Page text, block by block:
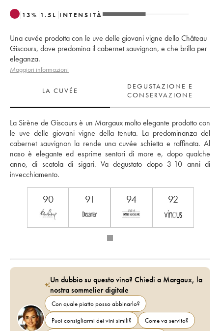
13% 1.5 L INTENSITÀ
Una cuvée prodotta con le uve delle giovani vigne dello Château
Giscours, dove predomina il cabernet sauvignon, e che brilla per
eleganza.
Maggiori informazioni
LA CUVÉE
DEGUSTAZIONE E
CONSERVAZIONE
La Sirène de Giscours è un Margaux molto elegante prodotto con
le uve delle giovani vigne della tenuta. La predominanza del
cabernet sauvignon la rende una cuvée schietta e raffinata. Al
naso è elegante ed esprime sentori di more e, dopo qualche
anno, di scatola di sigari. Va degustato dopo 3-10 anni di
invecchiamento.
90 91 94 92
Un dubbio su questo vino? Chiedi a Margaux, la
nostra sommelier digitale
Con quale piatto posso abbinarlo?
Puoi consigliarmi dei vini simili?
Come va servito?